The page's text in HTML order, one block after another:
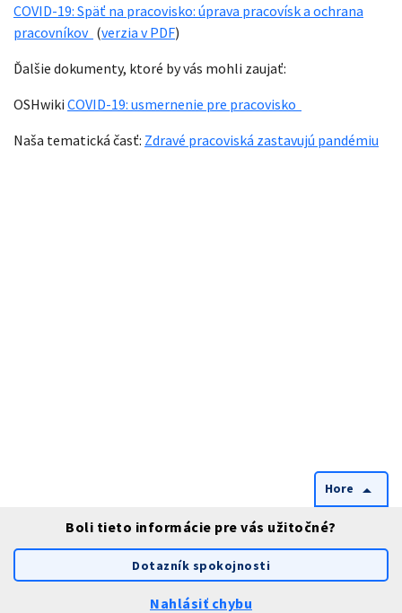
COVID-19: Späť na pracovisko: úprava pracovísk a ochrana
pracovníkov (verzia v PDF)
Ďalšie dokumenty, ktoré by vás mohli zaujať:
OSHwiki COVID-19: usmernenie pre pracovisko
Naša tematická časť: Zdravé pracoviská zastavujú pandémiu
Hore arrow_drop_up
Boli tieto informácie pre vás užitočné?
Dotazník spokojnosti
Nahlásiť chybu